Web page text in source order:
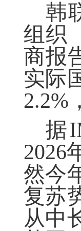
韩
组织
商报
实际
2.2%
据
2026
然今
复苏
从中